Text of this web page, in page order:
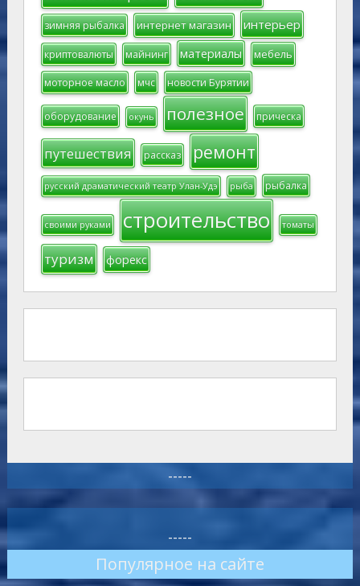
зимняя рыбалка интернет магазин интерьер
криптовалюты майнинг материалы мебель
моторное масло мчс новости Бурятии
оборудование окунь полезное прическа
путешествия рассказ ремонт
русский драматический театр Улан-Удэ рыба рыбалка
своими руками строительство томаты
туризм форекс
-----
-----
Популярное на сайте